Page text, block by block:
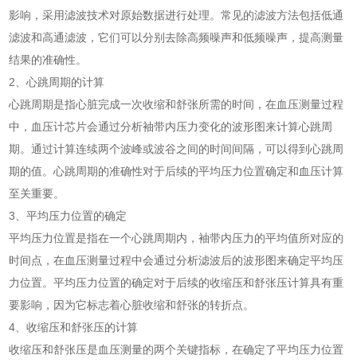
影响，采用滤波技术对原始数据进行处理。常见的滤波方法包括低通
滤波和高通滤波，它们可以分别去除高频噪声和低频噪声，提高测量
结果的准确性。
2、心跳周期的计算
心跳周期是指心脏完成一次收缩和舒张所需的时间，在血压测量过程
中，血压计芯片会通过分析袖带内压力变化的波形图来计算心跳周
期。通过计算连续两个波峰或波谷之间的时间间隔，可以得到心跳周
期的值。心跳周期的准确性对于后续的平均压力位置确定和血压计算
至关重要。
3、平均压力位置的确定
平均压力位置是指在一个心跳周期内，袖带内压力的平均值所对应的
时间点，在血压测量过程中会通过分析滤波后的波形图来确定平均压
力位置。平均压力位置的确定对于后续的收缩压和舒张压计算具有重
要影响，因为它标志着心脏收缩和舒张的转折点。
4、收缩压和舒张压的计算
收缩压和舒张压是血压测量的两个关键指标，在确定了平均压力位置